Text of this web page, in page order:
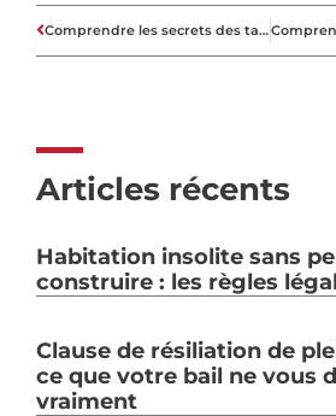
Comprendre les secrets des taux immobiliers des années 1970 à aujourd’hui
Articles récents
Habitation insolite sans
construire : les règles
Clause de résiliation de
ce que votre bail ne vous
vraiment